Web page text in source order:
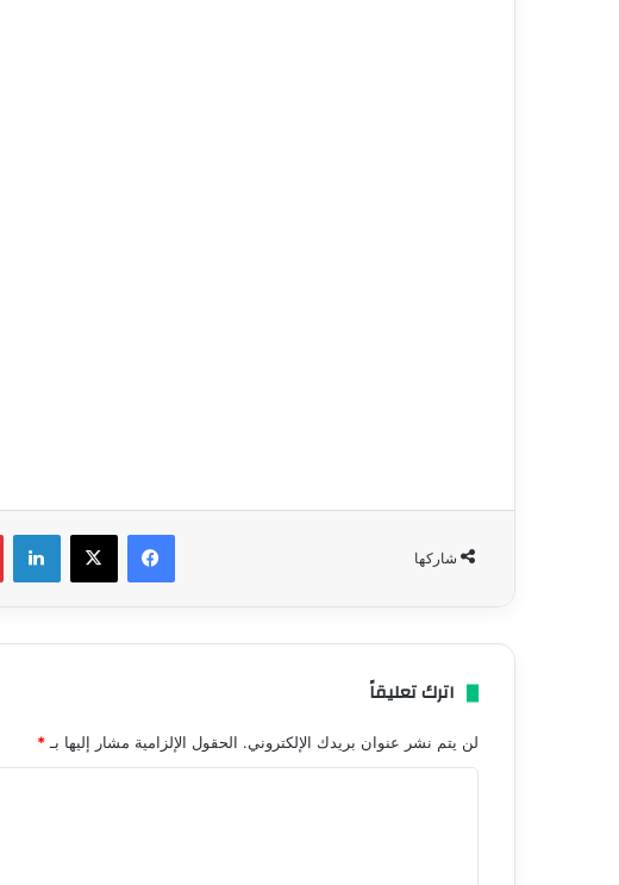
شاركها
فيسبوك ‫X
اترك تعليقاً
لن يتم نشر عنوان بريدك الإلكتروني. الحقول الإلزامية مشار إليها بـ *